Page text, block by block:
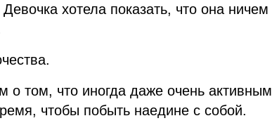
хотела показать, что она ничем
о том, что иногда даже очень активным
чтобы побыть наедине с собой.